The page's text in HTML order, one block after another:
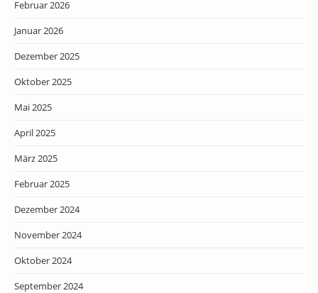
Februar 2026
Januar 2026
Dezember 2025
Oktober 2025
Mai 2025
April 2025
März 2025
Februar 2025
Dezember 2024
November 2024
Oktober 2024
September 2024